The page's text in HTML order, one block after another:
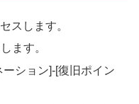
スします。
ます。
ション]-[復旧ポイン